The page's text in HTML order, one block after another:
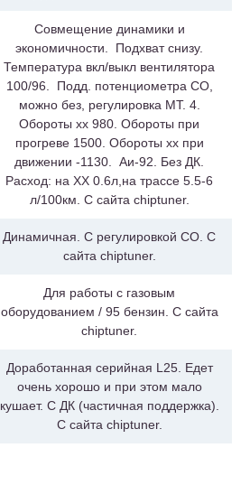
Совмещение динамики и
экономичности. Подхват снизу.
Температура вкл/выкл вентилятора
100/96. Подд. потенциометра СО,
можно без, регулировка МТ. 4.
Обороты хх 980. Обороты при
прогреве 1500. Обороты хх при
движении -1130. Аи-92. Без ДК.
Расход: на ХХ 0.6л,на трассе 5.5-6
л/100км. С сайта chiptuner.
Динамичная. С регулировкой СО. С
сайта chiptuner.
Для работы с газовым
оборудованием / 95 бензин. С сайта
chiptuner.
Доработанная серийная L25. Едет
очень хорошо и при этом мало
кушает. С ДК (частичная поддержка).
С сайта chiptuner.